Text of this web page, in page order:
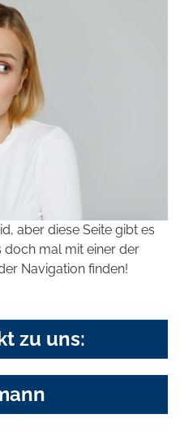
aber diese Seite gibt es
doch mal mit einer der
Navigation finden!
zu uns: